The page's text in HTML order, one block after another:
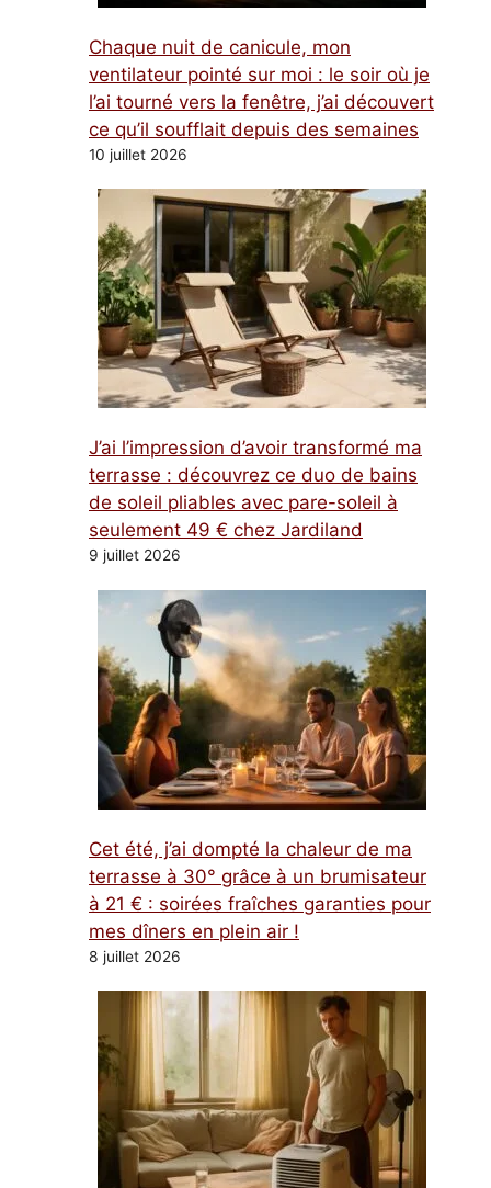
Chaque nuit de canicule, mon
ventilateur pointé sur moi : le soir où je
l’ai tourné vers la fenêtre, j’ai découvert
ce qu’il soufflait depuis des semaines
10 juillet 2026
J’ai l’impression d’avoir transformé ma
terrasse : découvrez ce duo de bains
de soleil pliables avec pare-soleil à
seulement 49 € chez Jardiland
9 juillet 2026
Cet été, j’ai dompté la chaleur de ma
terrasse à 30° grâce à un brumisateur
à 21 € : soirées fraîches garanties pour
mes dîners en plein air !
8 juillet 2026